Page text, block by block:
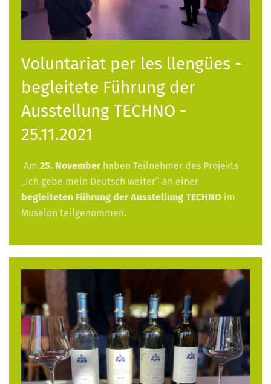
Voluntariat per les llengües -
begleitete Führung der
Ausstellung TECHNO -
25.11.2021
Am 25. Novemberhaben Teilnehmer des Projekts
„Ich gebe mein Deutsch weiter“ an einer
begleiteten Führung der Ausstellung TECHNO im
Museion teilgenommen.